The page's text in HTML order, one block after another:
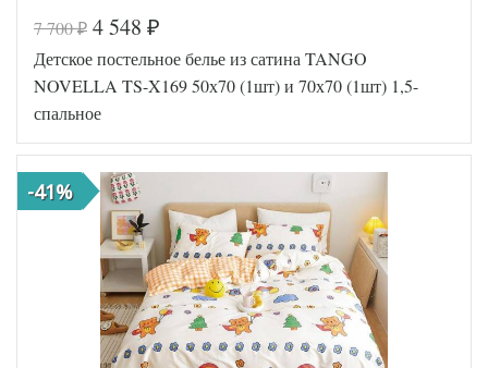
Код товара
578-437
Артикул
TT1247
95
Размер
пододеяльника
простыни
180х230
Размер
50х70
(2шт)
Производитель
Tango
(Китай)
7 700₽ 4 548 ₽
Детское постельное белье из сатина TANGO
NOVELLA TS-X169 50х70 (1шт) и 70х70 (1шт) 1,5-
спальное
-41%